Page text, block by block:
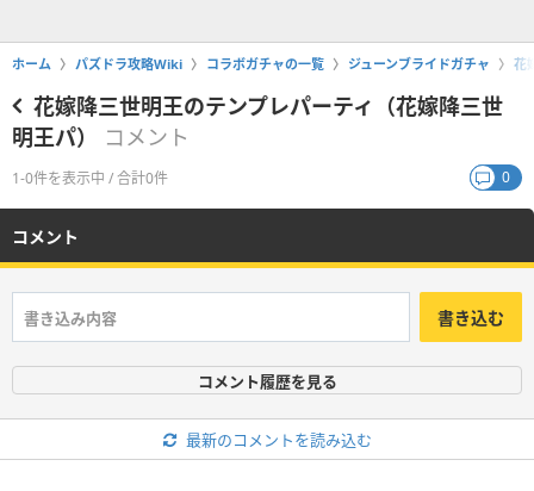
ホーム パズドラ攻略Wiki コラボガチャの一覧 ジューンブライドガチャ 花
花嫁降三世明王のテンプレパーティ（花嫁降三世
明王パ）
コメント
1-0件を表示中 / 合計0件 0
コメント
書き込む
コメント履歴を見る
最新のコメントを読み込む